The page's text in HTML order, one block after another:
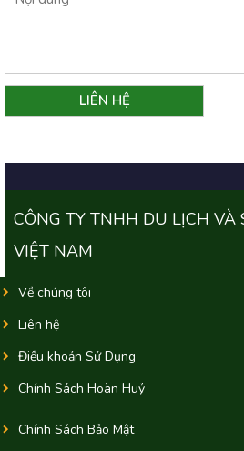
CÔNG TY TNHH DU LỊCH VÀ
VIỆT NAM
Về chúng tôi
Liên hệ
Điều khoản Sử Dụng
Chính Sách Hoàn Huỷ
Chính Sách Bảo Mật